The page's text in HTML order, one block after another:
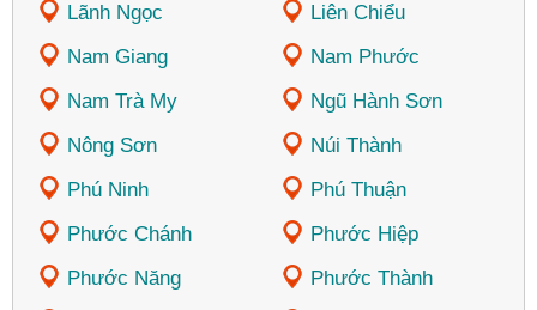
Lãnh Ngọc
Liên Chiểu
Nam Giang
Nam Phước
Nam Trà My
Ngũ Hành Sơn
Nông Sơn
Núi Thành
Phú Ninh
Phú Thuận
Phước Chánh
Phước Hiệp
Phước Năng
Phước Thành